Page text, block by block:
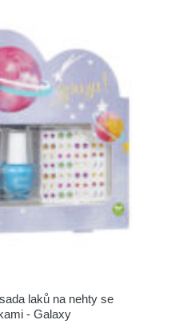
laků na nehty se
- Galaxy